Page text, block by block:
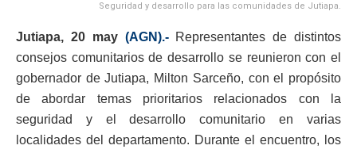
Seguridad y desarrollo para las comunidades de Jutiapa.
Jutiapa, 20 may(AGN).-Representantes de distintos
consejos comunitarios de desarrollo se reunieron con el
gobernador de Jutiapa, Milton Sarceño, con el propósito
de abordar temas prioritarios relacionados con la
seguridad y el desarrollo comunitario en varias
localidades del departamento. Durante el encuentro, los